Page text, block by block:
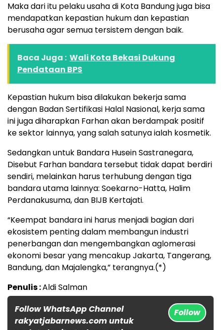
Maka dari itu pelaku usaha di Kota Bandung juga bisa
mendapatkan kepastian hukum dan kepastian
berusaha agar semua tersistem dengan baik.
Baca Juga : Wali Kota Bekasi Dukung
Pendataan BPS
Kepastian hukum bisa dilakukan bekerja sama
dengan Badan Sertifikasi Halal Nasional, kerja sama
ini juga diharapkan Farhan akan berdampak positif
ke sektor lainnya, yang salah satunya ialah kosmetik.
Sedangkan untuk Bandara Husein Sastranegara,
Disebut Farhan bandara tersebut tidak dapat berdiri
sendiri, melainkan harus terhubung dengan tiga
bandara utama lainnya: Soekarno-Hatta, Halim
Perdanakusuma, dan BIJB Kertajati.
“Keempat bandara ini harus menjadi bagian dari
ekosistem penting dalam membangun industri
penerbangan dan mengembangkan aglomerasi
ekonomi besar yang mencakup Jakarta, Tangerang,
Bandung, dan Majalengka,” terangnya.(*)
Penulis :Aldi Salman
Follow WhatsApp Channel
rakyatjabarnews.com untuk
Follow